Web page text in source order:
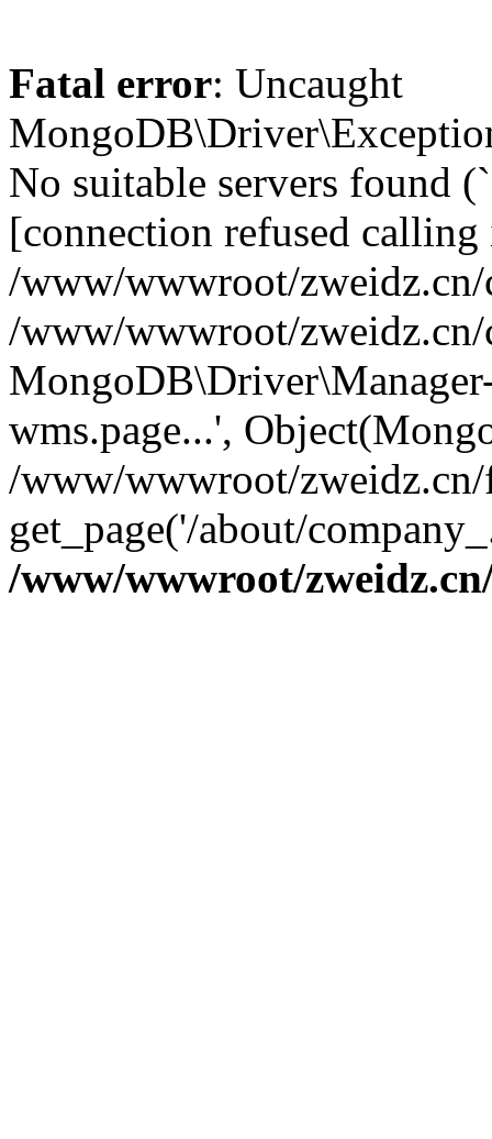
Fatal error: Uncaught
No suitable servers found
[connection refused
/www/wwwroot/zweidz.cn/
/www/wwwroot/
wms.page...',
/www/wwwroot/
get_page('/about/
/www/wwwroot/